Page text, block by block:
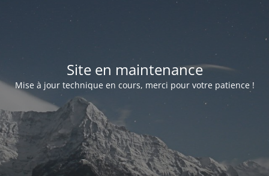
Site en maintenance
Mise à jour technique en cours, merci pour votre patience !